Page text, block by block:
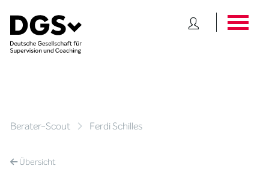
Berater-Scout Ferdi Schilles
Übersicht